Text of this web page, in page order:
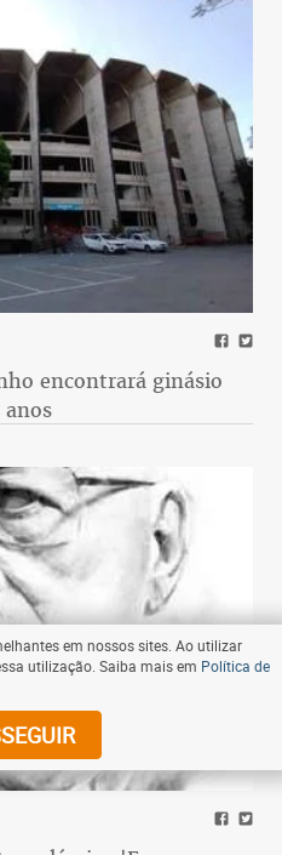
encontrará ginásio
em nossos sites. Ao utilizar
utilização. Saiba mais em Política de